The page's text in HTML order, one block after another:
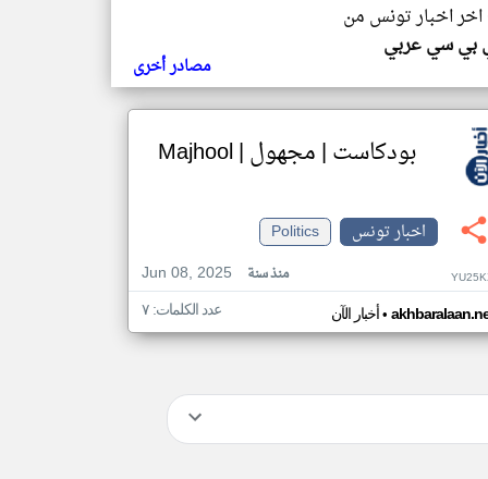
اخر اخبار تونس من
بي سي عربي
مصادر أخرى
بودكاست | مجهول | Majhool
اخبار تونس
Politics
Jun 08, 2025
منذ سنة
أخبار الآن• عدد الكلمات: ٧